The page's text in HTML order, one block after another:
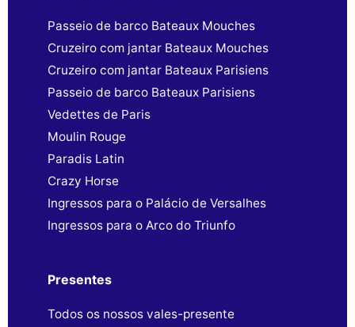
Passeio de barco Bateaux Mouches
Cruzeiro com jantar Bateaux Mouches
Cruzeiro com jantar Bateaux Parisiens
Passeio de barco Bateaux Parisiens
Vedettes de Paris
Moulin Rouge
Paradis Latin
Crazy Horse
Ingressos para o Palácio de Versalhes
Ingressos para o Arco do Triunfo
Presentes
Todos os nossos vales-presente